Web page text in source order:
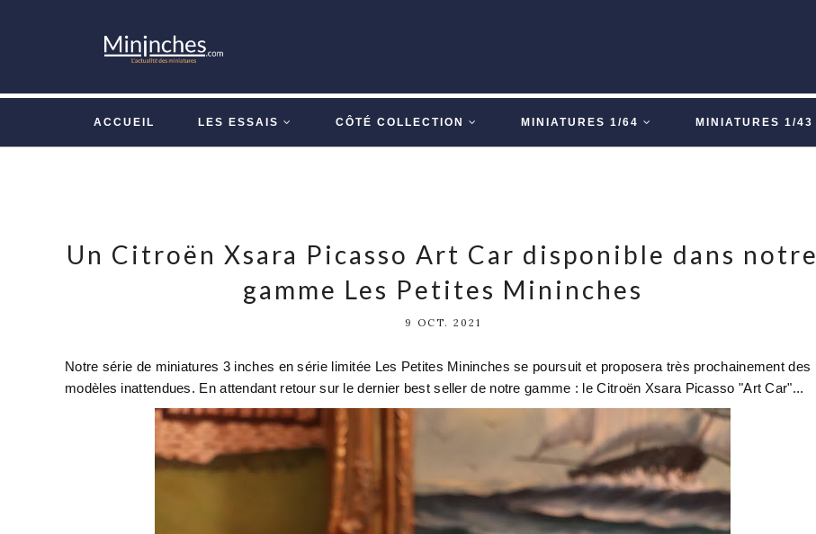
ACCUEIL LES ESSAIS CÔTÉ COLLECTION MINIATURES 1/64 MINIATURES 1/43
Un Citroën Xsara Picasso Art Car disponible dans notre
gamme Les Petites Mininches
9 OCT. 2021
Notre série de miniatures 3 inches en série limitée Les Petites Mininches se poursuit et proposera très prochainement des
modèles inattendues. En attendant retour sur le dernier best seller de notre gamme : le Citroën Xsara Picasso "Art Car"...